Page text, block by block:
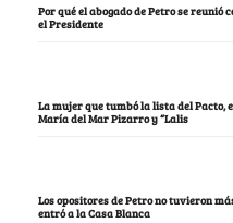
Por qué el abogado de Petro se reunió
el Presidente
La mujer que tumbó la lista del Pacto,
María del Mar Pizarro y “Lalis
Los opositores de Petro no tuvieron
entró a la Casa Blanca